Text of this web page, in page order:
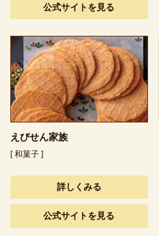
公式サイトを見る
えびせん家族
[ 和菓子 ]
詳しくみる
公式サイトを見る